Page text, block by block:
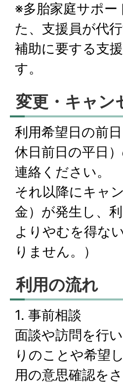
※多胎家庭サポ
た、支援員が代
補助に要する支
す。
変更・キャン
利用希望日の前
休日前日の平日
連絡ください。
それ以降にキャ
金）が発生し、
よりやむを得な
りません。）
利用の流れ
1. 事前相談
面談や訪問を行
りのことや希望
用の意思確認を